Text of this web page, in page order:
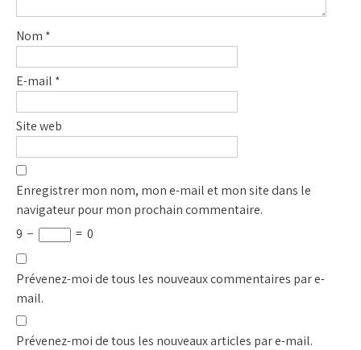
Nom *
E-mail *
Site web
Enregistrer mon nom, mon e-mail et mon site dans le
navigateur pour mon prochain commentaire.
9 − = 0
Prévenez-moi de tous les nouveaux commentaires par e-
mail.
Prévenez-moi de tous les nouveaux articles par e-mail.